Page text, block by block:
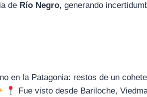
de Río Negro, generando
en la Patagonia: restos de un
Fue visto desde Bariloche,